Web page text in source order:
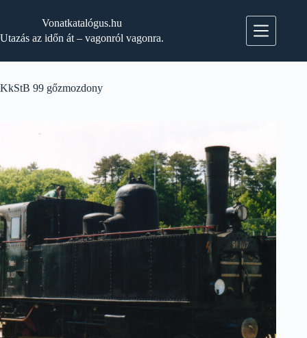
Vonatkatalógus.hu
Utazás az időn át – vagonról vagonra.
KkStB 99 gőzmozdony